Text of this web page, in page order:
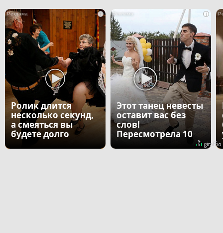
i
Ролик длится
несколько секунд,
а смеяться вы
будете долго
i
Этот танец невесты
оставит вас без
слов!
Пересмотрела 10